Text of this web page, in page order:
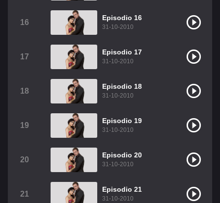
16
Episodio 16
31-10-2010
17
Episodio 17
31-10-2010
18
Episodio 18
31-10-2010
19
Episodio 19
31-10-2010
20
Episodio 20
31-10-2010
21
Episodio 21
31-10-2010